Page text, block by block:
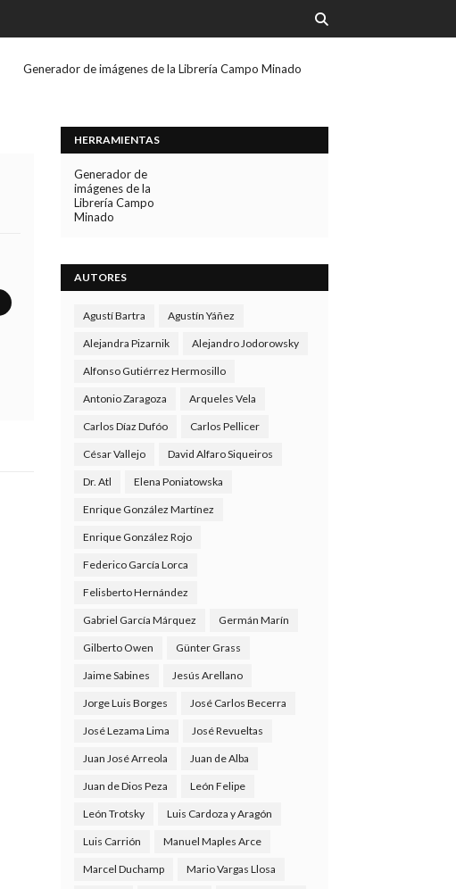
Generador de imágenes de la Librería Campo Minado
HERRAMIENTAS
Generador de
imágenes de la
Librería Campo
Minado
AUTORES
Agustí Bartra Agustín Yáñez
Alejandra Pizarnik Alejandro Jodorowsky
Alfonso Gutiérrez Hermosillo
Antonio Zaragoza Arqueles Vela
Carlos Díaz Dufóo Carlos Pellicer
César Vallejo David Alfaro Siqueiros
Dr. Atl Elena Poniatowska
Enrique González Martínez
Enrique González Rojo
Federico García Lorca
Felisberto Hernández
Gabriel García Márquez Germán Marín
Gilberto Owen Günter Grass
Jaime Sabines Jesús Arellano
Jorge Luis Borges José Carlos Becerra
José Lezama Lima José Revueltas
Juan José Arreola Juan de Alba
Juan de Dios Peza León Felipe
León Trotsky Luis Cardoza y Aragón
Luis Carrión Manuel Maples Arce
Marcel Duchamp Mario Vargas Llosa